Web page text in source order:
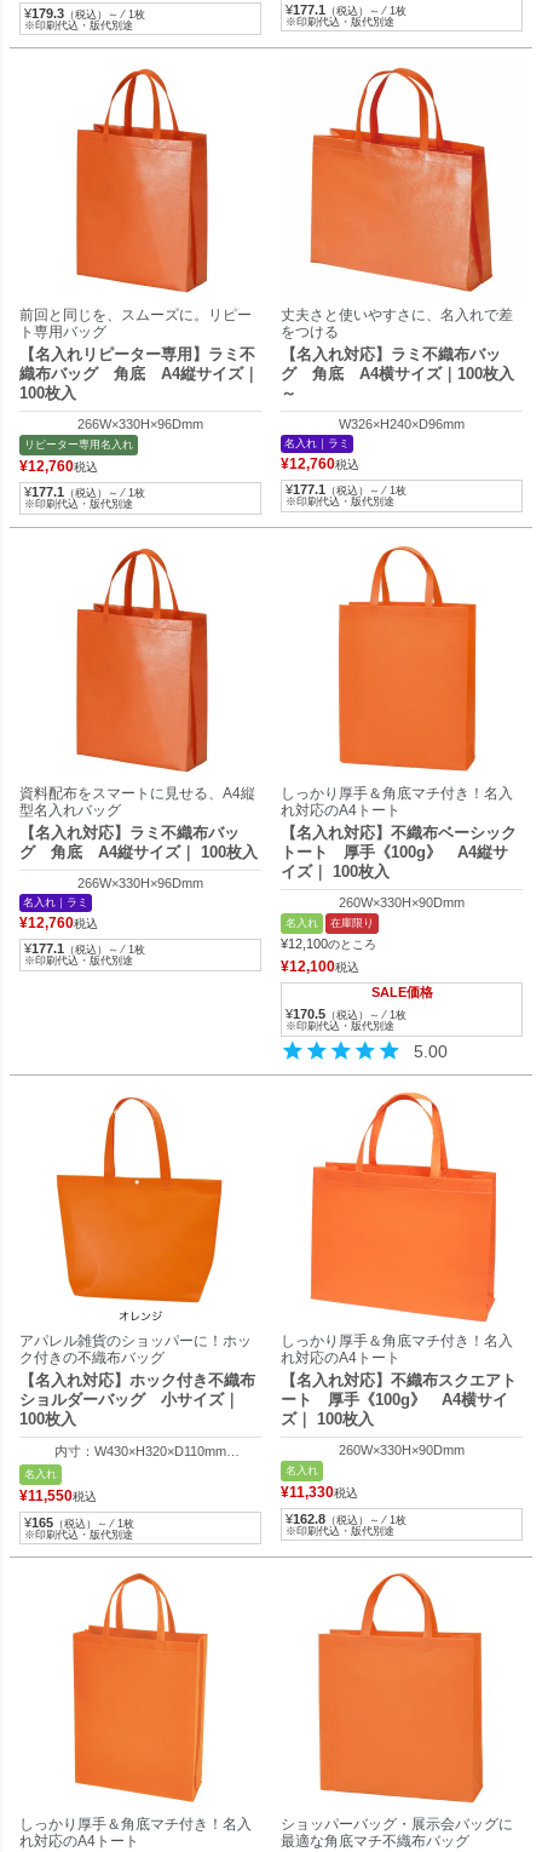
¥179.3 （税込）～ ⁄ 1枚
※印刷代込・版代別途
¥177.1 （税込）～ ⁄ 1枚
※印刷代込・版代別途
前回と同じを、スムーズに。リピー
ト専用バッグ
【名入れリピーター専用】ラミ不
織布バッグ 角底 A4縦サイズ｜
100枚入
266W×330H×96Dmm
リピーター専用名入れ
¥12,760税込
¥177.1 （税込）～ ⁄ 1枚
※印刷代込・版代別途
丈夫さと使いやすさに、名入れで差
をつける
【名入れ対応】ラミ不織布バッ
グ 角底 A4横サイズ｜100枚入
～
W326×H240×D96mm
名入れ｜ラミ
¥12,760税込
¥177.1 （税込）～ ⁄ 1枚
※印刷代込・版代別途
資料配布をスマートに見せる、A4縦
型名入れバッグ
【名入れ対応】ラミ不織布バッ
グ 角底 A4縦サイズ｜ 100枚入
266W×330H×96Dmm
名入れ｜ラミ
¥12,760税込
¥177.1 （税込）～ ⁄ 1枚
※印刷代込・版代別途
しっかり厚手＆角底マチ付き！名入
れ対応のA4トート
【名入れ対応】不織布ベーシック
トート 厚手《100g》 A4縦サ
イズ｜ 100枚入
260W×330H×90Dmm
名入れ 在庫限り
¥12,100のところ
¥12,100税込
SALE価格
¥170.5 （税込）～ ⁄ 1枚
※印刷代込・版代別途
5.00
アパレル雑貨のショッパーに！ホッ
ク付きの不織布バッグ
【名入れ対応】ホック付き不織布
ショルダーバッグ 小サイズ｜
100枚入
内寸：W430×H320×D110mm
外寸：W320×H320×D110mm
名入れ
¥11,550税込
¥165 （税込）～ ⁄ 1枚
※印刷代込・版代別途
しっかり厚手＆角底マチ付き！名入
れ対応のA4トート
【名入れ対応】不織布スクエアト
ート 厚手《100g》 A4横サイ
ズ｜ 100枚入
260W×330H×90Dmm
名入れ
¥11,330税込
¥162.8 （税込）～ ⁄ 1枚
※印刷代込・版代別途
しっかり厚手＆角底マチ付き！名入
れ対応のA4トート
ショッパーバッグ・展示会バッグに
最適な角底マチ不織布バッグ